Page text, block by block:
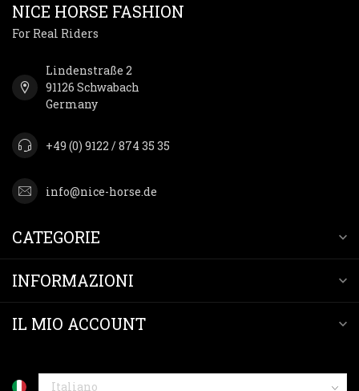
NICE HORSE FASHION
For Real Riders
Lindenstraße 2
91126 Schwabach
Germany
+49 (0) 9122 / 874 35 35
info@nice-horse.de
CATEGORIE
INFORMAZIONI
IL MIO ACCOUNT